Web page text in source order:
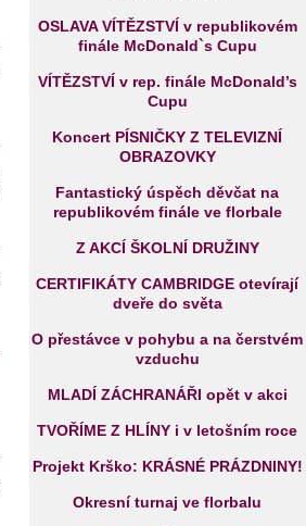
OSLAVA VÍTĚZSTVÍ v republikovém
finále McDonald`s Cupu
VÍTĚZSTVÍ v rep. finále McDonald’s
Cupu
Koncert PÍSNIČKY Z TELEVIZNÍ
OBRAZOVKY
Fantastický úspěch děvčat na
republikovém finále ve florbale
Z AKCÍ ŠKOLNÍ DRUŽINY
CERTIFIKÁTY CAMBRIDGE otevírají
dveře do světa
O přestávce v pohybu a na čerstvém
vzduchu
MLADÍ ZÁCHRANÁŘI opět v akci
TVOŘÍME Z HLÍNY i v letošním roce
Projekt Krško: KRÁSNÉ PRÁZDNINY!
Okresní turnaj ve florbalu